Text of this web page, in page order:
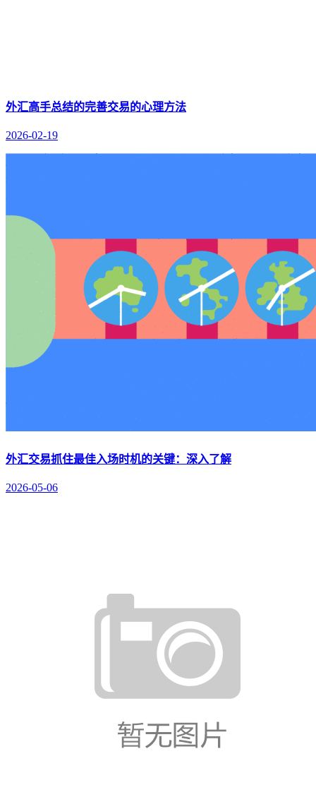
外汇高手总结的完善交易的心理方法
2026-02-19
外汇交易抓住最佳入场时机的关键：深入了解
2026-05-06